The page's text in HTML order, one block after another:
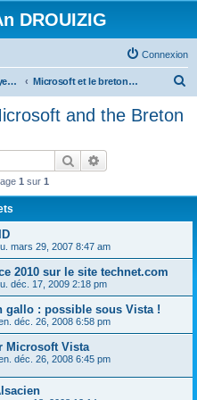
DROUIZIG
Connexion
Ar stlenneg hag ar yezhoù bihan er bed a-bezh Microsoft et le breton - Microsoft and the Breton language
and the Breton
Rechercher
1 sur 1
mars 29, 2007 8:47 am
2010 sur le site technet.com
déc. 17, 2009 2:18 pm
gallo : possible sous Vista !
déc. 26, 2008 6:58 pm
Microsoft Vista
déc. 26, 2008 6:45 pm